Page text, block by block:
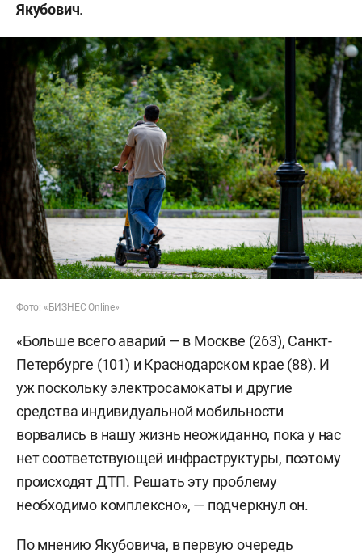
Якубович.
Фото: «БИЗНЕС Online»
«Больше всего аварий — в Москве (263), Санкт-
Петербурге (101) и Краснодарском крае (88). И
уж поскольку электросамокаты и другие
средства индивидуальной мобильности
ворвались в нашу жизнь неожиданно, пока у нас
нет соответствующей инфраструктуры, поэтому
происходят ДТП. Решать эту проблему
необходимо комплексно», — подчеркнул он.
По мнению Якубовича, в первую очередь